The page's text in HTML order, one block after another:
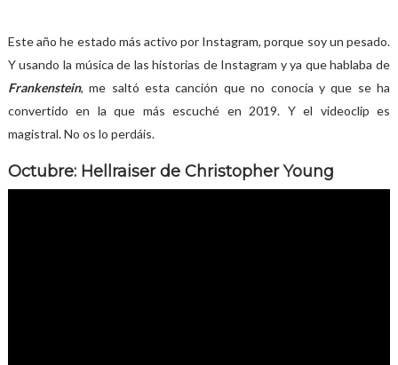
Este año he estado más activo por Instagram, porque soy un pesado.
Y usando la música de las historias de Instagram y ya que hablaba de
Frankenstein, me saltó esta canción que no conocía y que se ha
convertido en la que más escuché en 2019. Y el videoclip es
magistral. No os lo perdáis.
Octubre: Hellraiser de Christopher Young